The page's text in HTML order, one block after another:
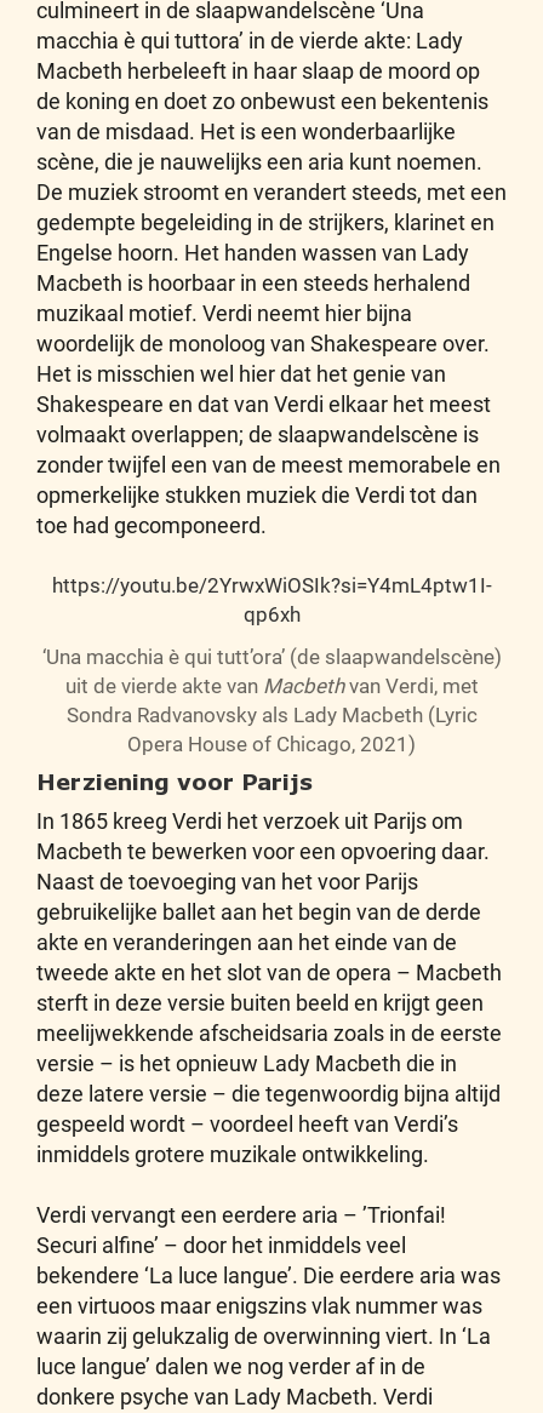
culmineert in de slaapwandelscène ‘Una
macchia è qui tuttora’ in de vierde akte: Lady
Macbeth herbeleeft in haar slaap de moord op
de koning en doet zo onbewust een bekentenis
van de misdaad. Het is een wonderbaarlijke
scène, die je nauwelijks een aria kunt noemen.
De muziek stroomt en verandert steeds, met een
gedempte begeleiding in de strijkers, klarinet en
Engelse hoorn. Het handen wassen van Lady
Macbeth is hoorbaar in een steeds herhalend
muzikaal motief. Verdi neemt hier bijna
woordelijk de monoloog van Shakespeare over.
Het is misschien wel hier dat het genie van
Shakespeare en dat van Verdi elkaar het meest
volmaakt overlappen; de slaapwandelscène is
zonder twijfel een van de meest memorabele en
opmerkelijke stukken muziek die Verdi tot dan
toe had gecomponeerd.
https://youtu.be/2YrwxWiOSIk?si=Y4mL4ptw1I-
qp6xh
‘Una macchia è qui tutt’ora’ (de slaapwandelscène)
uit de vierde akte van Macbethvan Verdi, met
Sondra Radvanovsky als Lady Macbeth (Lyric
Opera House of Chicago, 2021)
Herziening voor Parijs
In 1865 kreeg Verdi het verzoek uit Parijs om
Macbeth te bewerken voor een opvoering daar.
Naast de toevoeging van het voor Parijs
gebruikelijke ballet aan het begin van de derde
akte en veranderingen aan het einde van de
tweede akte en het slot van de opera – Macbeth
sterft in deze versie buiten beeld en krijgt geen
meelijwekkende afscheidsaria zoals in de eerste
versie – is het opnieuw Lady Macbeth die in
deze latere versie – die tegenwoordig bijna altijd
gespeeld wordt – voordeel heeft van Verdi’s
inmiddels grotere muzikale ontwikkeling.
Verdi vervangt een eerdere aria – ’Trionfai!
Securi alfine’ – door het inmiddels veel
bekendere ‘La luce langue’. Die eerdere aria was
een virtuoos maar enigszins vlak nummer was
waarin zij gelukzalig de overwinning viert. In ‘La
luce langue’ dalen we nog verder af in de
donkere psyche van Lady Macbeth. Verdi